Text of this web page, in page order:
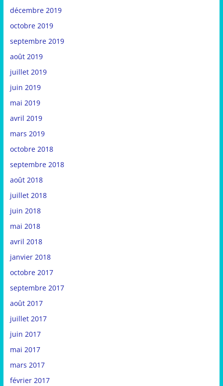
décembre 2019
octobre 2019
septembre 2019
août 2019
juillet 2019
juin 2019
mai 2019
avril 2019
mars 2019
octobre 2018
septembre 2018
août 2018
juillet 2018
juin 2018
mai 2018
avril 2018
janvier 2018
octobre 2017
septembre 2017
août 2017
juillet 2017
juin 2017
mai 2017
mars 2017
février 2017